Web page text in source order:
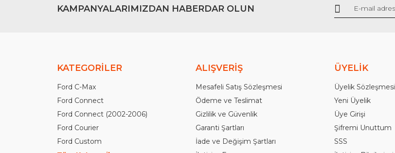
Gönder
KAMPANYALARIMIZDAN HABERDAR OLUN
KATEGORİLER
Ford C-Max
Ford Connect
Ford Connect (2002-2006)
Ford Courier
Ford Custom
ALIŞVERİŞ
Mesafeli Satış Sözleşmesi
Ödeme ve Teslimat
Gizlilik ve Güvenlik
Garanti Şartları
İade ve Değişim Şartları
ÜYELİK
Üyelik Sözleşmesi
Yeni Üyelik
Üye Girişi
Şifremi Unuttum
SSS